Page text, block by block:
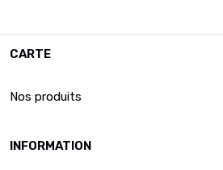
CARTE
Nos produits
INFORMATION